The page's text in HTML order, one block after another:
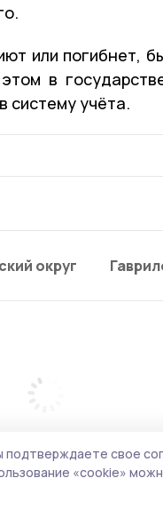
или погибнет,
в
систему учёта.
округ
свое
«cookie»